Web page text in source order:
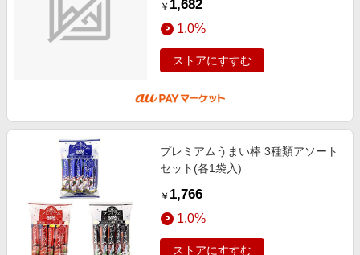
￥ 1,682
1.0%
ストアにすすむ
プレミアムうまい棒 3種類アソート
セット(各1袋入)
￥ 1,766
1.0%
ストアにすすむ